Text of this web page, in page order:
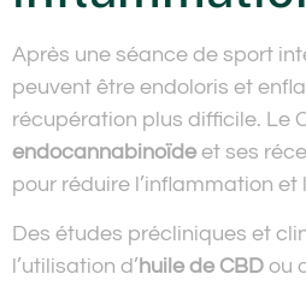
Après une séance de sport
peuvent être endoloris et
récupération plus difficile. Le
endocannabinoïdeet ses
pour réduire l’inflammation et
Des études précliniques et
l’utilisation d’ huile de CBD ou